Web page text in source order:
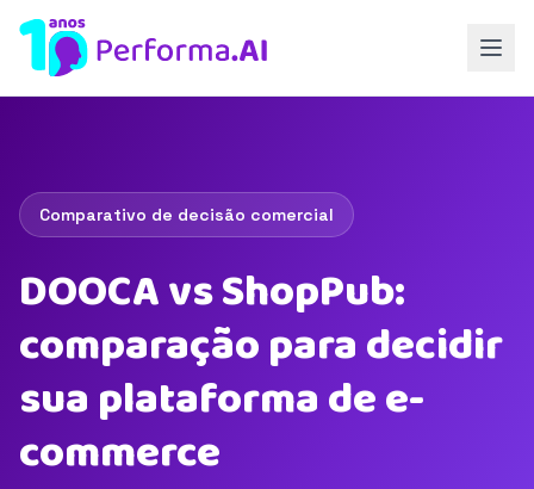
Comparativo de decisão comercial
DOOCA vs ShopPub:
comparação para decidir
sua plataforma de e-
commerce